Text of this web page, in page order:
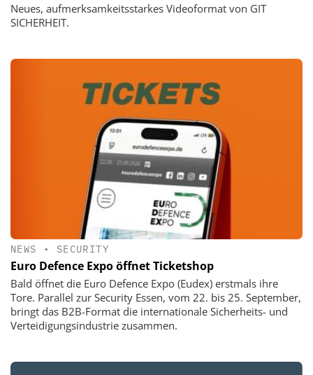
Neues, aufmerksamkeitsstarkes Videoformat von GIT
SICHERHEIT.
NEWS • SECURITY
Euro Defence Expo öffnet Ticketshop
Bald öffnet die Euro Defence Expo (Eudex) erstmals ihre
Tore. Parallel zur Security Essen, vom 22. bis 25. September,
bringt das B2B-Format die internationale Sicherheits- und
Verteidigungsindustrie zusammen.